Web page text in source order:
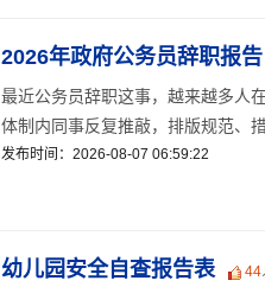
2026年政府公务员辞职报告
最近公务员辞职这事，越来越多人
体制内同事反复推敲，排版规范、
发布时间：2026-08-07 06:59:22
幼儿园安全自查报告表 44